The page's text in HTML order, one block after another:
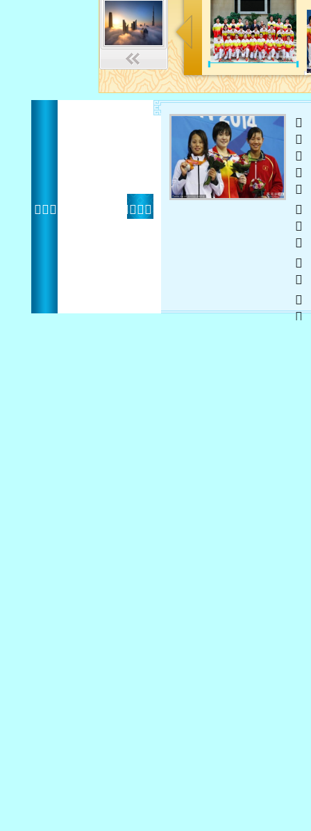
      